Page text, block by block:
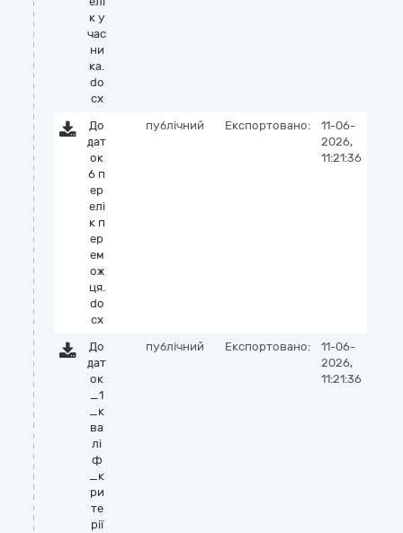
к у
час
ни
ка.
do
cx
До
дат
ок
6 п
ер
елі
к п
ер
ем
ож
ця.
do
cx
публічний Експортовано:
11-06-
2026,
11:21:36
До
дат
ок
_1
_к
ва
лі
ф
_к
ри
те
рії
публічний Експортовано:
11-06-
2026,
11:21:36